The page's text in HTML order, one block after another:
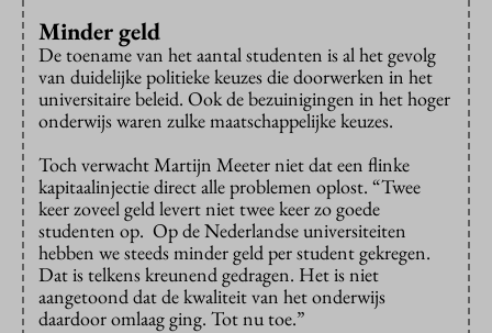
Minder geld
De toename van het aantal studenten is al het gevolg
van duidelijke politieke keuzes die doorwerken in het
universitaire beleid. Ook de bezuinigingen in het hoger
onderwijs waren zulke maatschappelijke keuzes.
Toch verwacht Martijn Meeter niet dat een flinke
kapitaalinjectie direct alle problemen oplost. “Twee
keer zoveel geld levert niet twee keer zo goede
studenten op. Op de Nederlandse universiteiten
hebben we steeds minder geld per student gekregen.
Dat is telkens kreunend gedragen. Het is niet
aangetoond dat de kwaliteit van het onderwijs
daardoor omlaag ging. Tot nu toe.”